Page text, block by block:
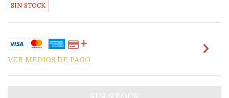
SIN STOCK
VER MEDIOS DE PAGO